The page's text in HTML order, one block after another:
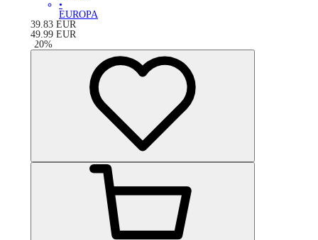
•
EUROPA
39.83 EUR
49.99 EUR
-20%